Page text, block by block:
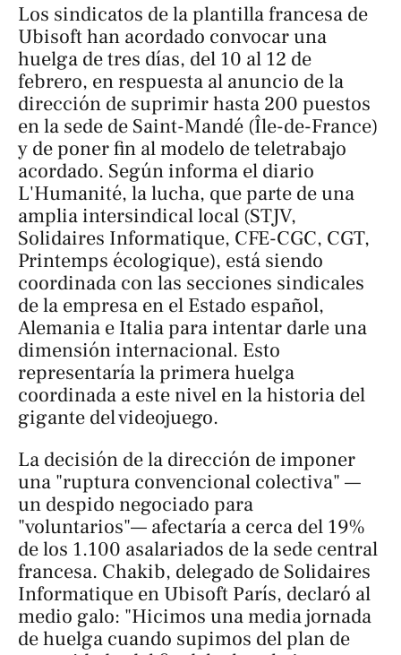
Los sindicatos de la plantilla francesa de
Ubisoft han acordado convocar una
huelga de tres días, del 10 al 12 de
febrero, en respuesta al anuncio de la
dirección de suprimir hasta 200 puestos
en la sede de Saint-Mandé (Île-de-France)
y de poner fin al modelo de teletrabajo
acordado. Según informa el diario
L'Humanité, la lucha, que parte de una
amplia intersindical local (STJV,
Solidaires Informatique, CFE-CGC, CGT,
Printemps écologique), está siendo
coordinada con las secciones sindicales
de la empresa en el Estado español,
Alemania e Italia para intentar darle una
dimensión internacional. Esto
representaría la primera huelga
coordinada a este nivel en la historia del
gigante del videojuego.
La decisión de la dirección de imponer
una "ruptura convencional colectiva" —
un despido negociado para
"voluntarios"— afectaría a cerca del 19%
de los 1.100 asalariados de la sede central
francesa. Chakib, delegado de Solidaires
Informatique en Ubisoft París, declaró al
medio galo: "Hicimos una media jornada
de huelga cuando supimos del plan de